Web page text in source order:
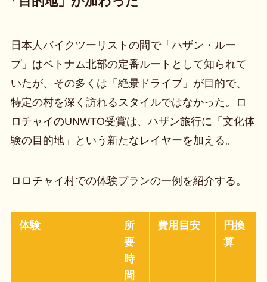
日本人バイクツーリストの間で「ハザン・ルー
プ」はベトナム北部の定番ルートとして知られて
いたが、その多くは「絶景ドライブ」が目的で、
特定の村を深く訪れるスタイルではなかった。ロ
ロチャイのUNWTO受賞は、ハザン旅行に「文化体
験の目的地」という新たなレイヤーを加える。
ロロチャイ村での体験プランの一例を紹介する。
体験
所
要
時
間
費用目安
円換
算